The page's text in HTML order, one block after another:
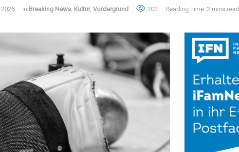
in Breaking News, Kultur, Vordergrund 202 Reading Time: 2 mins read